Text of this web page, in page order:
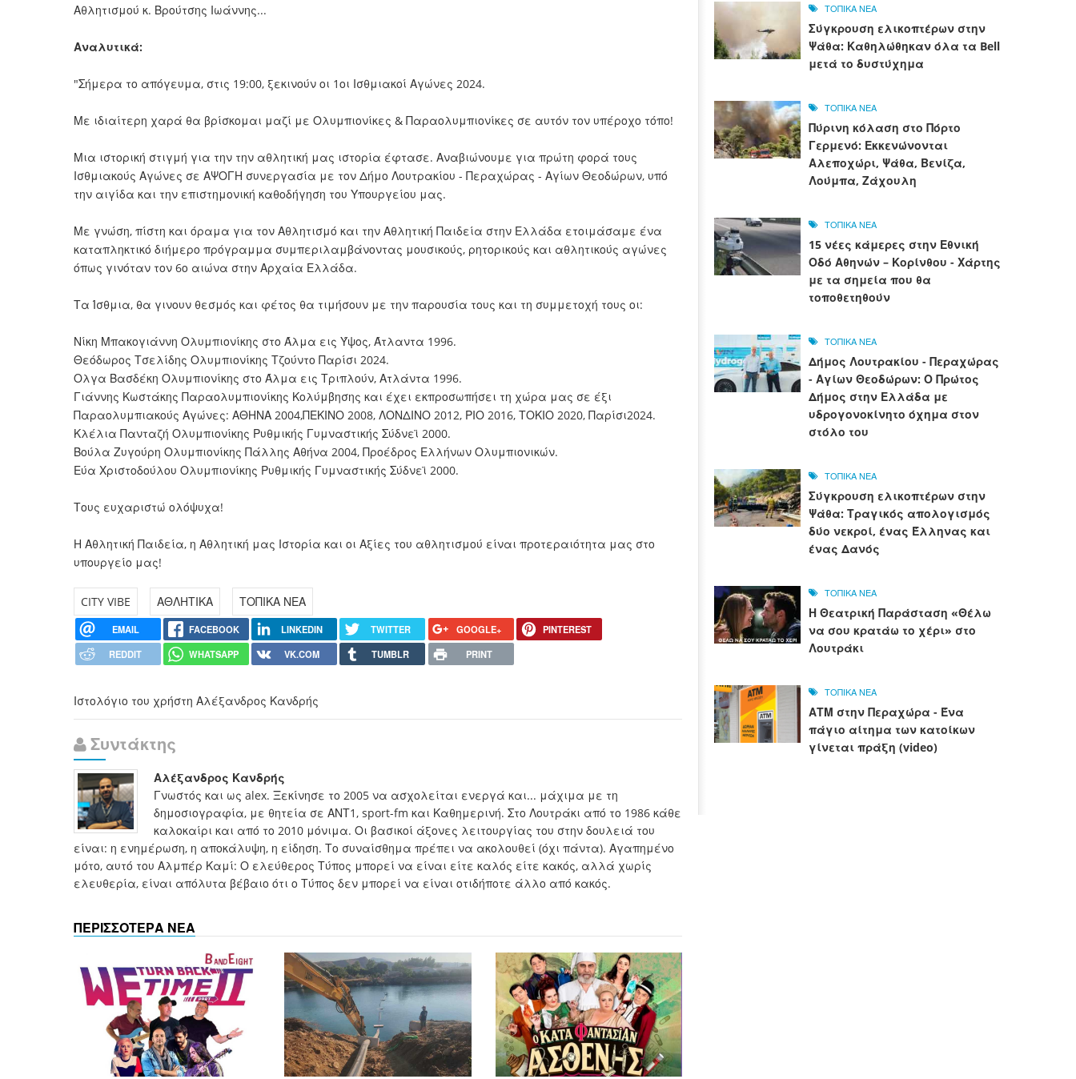
Αθλητισμού κ. Βρούτσης Ιωάννης...
Αναλυτικά:
"Σήμερα το απόγευμα, στις 19:00, ξεκινούν οι 1οι Ισθμιακοί Αγώνες 2024.
Με ιδιαίτερη χαρά θα βρίσκομαι μαζί με Ολυμπιονίκες & Παραολυμπιονίκες σε αυτόν τον υπέροχο τόπο!
Μια ιστορική στιγμή για την την αθλητική μας ιστορία έφτασε. Αναβιώνουμε για πρώτη φορά τους
Ισθμιακούς Αγώνες σε ΑΨΟΓΗ συνεργασία με τον Δήμο Λουτρακίου - Περαχώρας - Αγίων Θεοδώρων, υπό
την αιγίδα και την επιστημονική καθοδήγηση του Υπουργείου μας.
Με γνώση, πίστη και όραμα για τον Αθλητισμό και την Αθλητική Παιδεία στην Ελλάδα ετοιμάσαμε ένα
καταπληκτικό διήμερο πρόγραμμα συμπεριλαμβάνοντας μουσικούς, ρητορικούς και αθλητικούς αγώνες
όπως γινόταν τον 6ο αιώνα στην Αρχαία Ελλάδα.
Τα Ίσθμια, θα γινουν θεσμός και φέτος θα τιμήσουν με την παρουσία τους και τη συμμετοχή τους οι:
Νίκη Μπακογιάννη Ολυμπιονίκης στο Άλμα εις Ύψος, Άτλαντα 1996.
Θεόδωρος Τσελίδης Ολυμπιονίκης Τζούντο Παρίσι 2024.
Ολγα Βασδέκη Ολυμπιονίκης στο Άλμα εις Τριπλούν, Ατλάντα 1996.
Γιάννης Κωστάκης Παραολυμπιονίκης Κολύμβησης και έχει εκπροσωπήσει τη χώρα μας σε έξι
Παραολυμπιακούς Αγώνες: ΑΘΗΝΑ 2004,ΠΕΚΙΝΟ 2008, ΛΟΝΔΙΝΟ 2012, ΡΙΟ 2016, ΤΟΚΙΟ 2020, Παρίσι2024.
Κλέλια Πανταζή Ολυμπιονίκης Ρυθμικής Γυμναστικής Σύδνεϊ 2000.
Βούλα Ζυγούρη Ολυμπιονίκης Πάλλης Αθήνα 2004, Προέδρος Ελλήνων Ολυμπιονικών.
Εύα Χριστοδούλου Ολυμπιονίκης Ρυθμικής Γυμναστικής Σύδνεϊ 2000.
Τους ευχαριστώ ολόψυχα!
Η Αθλητική Παιδεία, η Αθλητική μας Ιστορία και οι Αξίες του αθλητισμού είναι προτεραιότητα μας στο
υπουργείο μας!
CITY VIBE ΑΘΛΗΤΙΚΑ ΤΟΠΙΚΑ ΝΕΑ
EMAIL FACEBOOK LINKEDIN TWITTER GOOGLE+
PINTEREST
REDDIT
WHATSAPP VK.COM TUMBLR PRINT
Ιστολόγιο του χρήστη Αλέξανδρος Κανδρής
Συντάκτης
Αλέξανδρος Κανδρής
Γνωστός και ως alex. Ξεκίνησε το 2005 να ασχολείται ενεργά και... μάχιμα με τη
δημοσιογραφία, με θητεία σε ΑΝΤ1, sport-fm και Καθημερινή. Στο Λουτράκι από το 1986 κάθε
καλοκαίρι και από το 2010 μόνιμα. Οι βασικοί άξονες λειτουργίας του στην δουλειά του
είναι: η ενημέρωση, η αποκάλυψη, η είδηση. Το συναίσθημα πρέπει να ακολουθεί (όχι πάντα). Αγαπημένο
μότο, αυτό του Αλμπέρ Καμί: Ο ελεύθερος Τύπος μπορεί να είναι είτε καλός είτε κακός, αλλά χωρίς
ελευθερία, είναι απόλυτα βέβαιο ότι ο Τύπος δεν μπορεί να είναι οτιδήποτε άλλο από κακός.
ΠΕΡΙΣΣΟΤΕΡΑ ΝΕΑ
ΤΟΠΙΚΑ ΝΕΑ
Σύγκρουση ελικοπτέρων στην
Ψάθα: Καθηλώθηκαν όλα τα Bell
μετά το δυστύχημα
ΤΟΠΙΚΑ ΝΕΑ
Πύρινη κόλαση στο Πόρτο
Γερμενό: Εκκενώνονται
Αλεποχώρι, Ψάθα, Βενίζα,
Λούμπα, Ζάχουλη
ΤΟΠΙΚΑ ΝΕΑ
15 νέες κάμερες στην Εθνική
Οδό Αθηνών – Κορίνθου - Χάρτης
με τα σημεία που θα
τοποθετηθούν
ΤΟΠΙΚΑ ΝΕΑ
Δήμος Λουτρακίου - Περαχώρας
- Αγίων Θεοδώρων: Ο Πρώτος
Δήμος στην Ελλάδα με
υδρογονοκίνητο όχημα στον
στόλο του
ΤΟΠΙΚΑ ΝΕΑ
Σύγκρουση ελικοπτέρων στην
Ψάθα: Τραγικός απολογισμός
δύο νεκροί, ένας Έλληνας και
ένας Δανός
ΤΟΠΙΚΑ ΝΕΑ
Η Θεατρική Παράσταση «Θέλω
να σου κρατάω το χέρι» στο
Λουτράκι
ΤΟΠΙΚΑ ΝΕΑ
ΑΤΜ στην Περαχώρα - Ένα
πάγιο αίτημα των κατοίκων
γίνεται πράξη (video)